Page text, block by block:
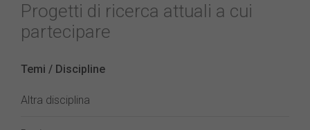
Progetti di ricerca attuali a cui
partecipare
Temi / Discipline
Altra disciplina